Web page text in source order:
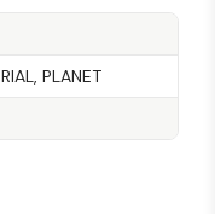
PLANET